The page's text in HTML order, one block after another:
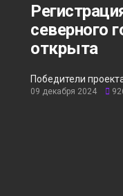
северного
открыта
Победители
09 декабря 2024